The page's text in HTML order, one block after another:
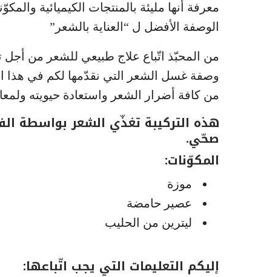
معرفة أنها مليئة بالمنتجات الكيميائية
الوصفة الأفضل ل “العناية بالشعر”
من المحبّذ اتّباع علاج طبيعي للشعر من
وصفة غسل الشعر التي نقدّمها لكم في هذا
من كافة أضرار الشعر واستعادة حيويته
هذه التركيبة تغذّي الشعر بواسطة
صحّي.
المكوّنات:
موزة
عصير حامضة
ليترين من الحليب
إليكم التعليمات التي يجب اتّباعها: